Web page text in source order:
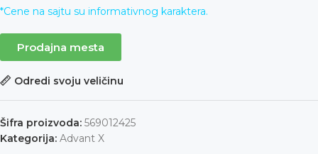
*Cene na sajtu su informativnog karaktera.
Prodajna mesta
Odredi svoju veličinu
Šifra proizvoda: 569012425
Kategorija: Advant X